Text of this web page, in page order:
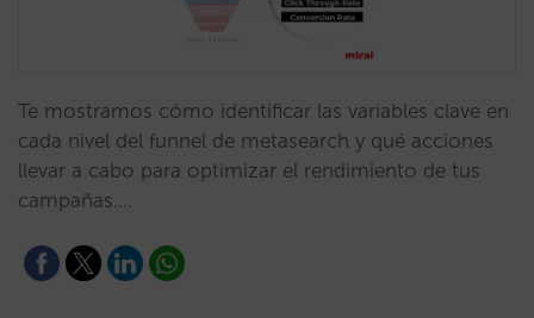
Te mostramos cómo identificar las variables clave en
cada nivel del funnel de metasearch y qué acciones
llevar a cabo para optimizar el rendimiento de tus
campañas.…